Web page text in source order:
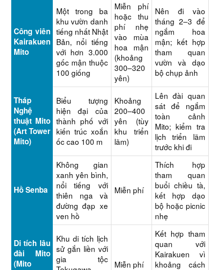
Công viên
Kairakuen
Mito
Một trong ba
khu vườn danh
tiếng nhất Nhật
Bản, nổi tiếng
với hơn 3.000
gốc mận thuộc
100 giống
Miễn phí
hoặc thu
phí nhẹ
vào mùa
hoa mận
(khoảng
300–320
yên)
Nên đi vào
tháng 2–3 để
ngắm hoa
mận; kết hợp
tham quan
vườn và dạo
bộ chụp ảnh
Tháp
Nghệ
thuật Mito
(Art Tower
Mito)
Biểu tượng
hiện đại của
thành phố với
kiến trúc xoắn
ốc cao 100 m
Khoảng
200–400
yên (tùy
khu triển
lãm)
Lên đài quan
sát để ngắm
toàn cảnh
Mito; kiểm tra
lịch triển lãm
trước khi đi
Hồ Senba
Không gian
xanh yên bình,
nổi tiếng với
thiên nga và
đường đạp xe
ven hồ
Miễn phí
Thích hợp
tham quan
buổi chiều tà,
kết hợp dạo
bộ hoặc picnic
nhẹ
Di tích lâu
đài Mito
(Mito
Khu di tích lịch
sử gắn liền với
gia tộc
Miễn phí
Kết hợp tham
quan với
Kairakuen vì
khoảng cách